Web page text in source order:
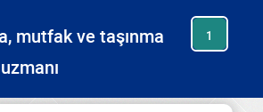
mutfak ve taşınma
1